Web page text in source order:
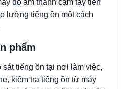
lường tiếng ồn một cách
phẩm
tiếng ồn tại nơi làm việc,
kiểm tra tiếng ồn từ máy